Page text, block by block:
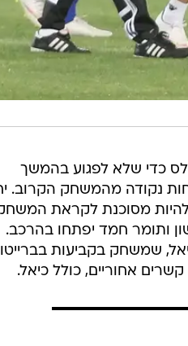
כדי שלא לפגוע בהמשך
נקודה מהמשחק הקרוב.
מסוכנת לקראת
ותומר חמד יפתחו בהרכב.
שמשחק בקביעות
אחוריים, כולל כיאל.